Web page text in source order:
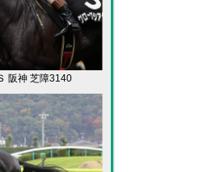
阪神 芝障3140